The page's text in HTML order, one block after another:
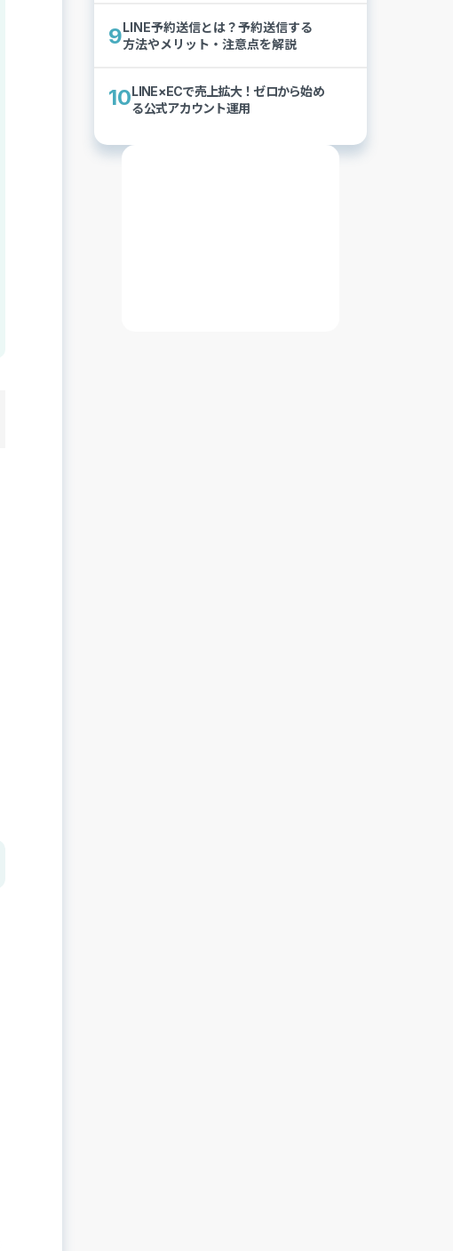
9LINE予約送信とは？予約送信する
方法やメリット・注意点を解説
10LINE×ECで売上拡大！ゼロから始め
る公式アカウント運用